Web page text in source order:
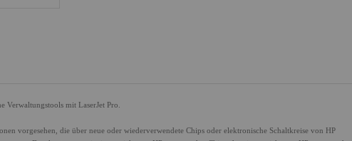
Verwaltungstools mit LaserJet Pro.
vorgesehen, die über neue oder wiederverwendete Chips oder elektronische Schaltkreise von HP